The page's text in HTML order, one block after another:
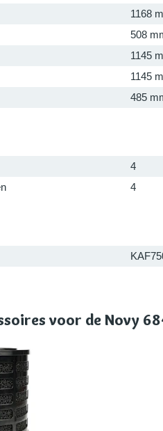
1168
508
1145
1145
485
4
4
voor de Novy